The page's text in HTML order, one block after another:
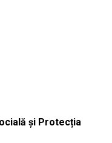
și Protecția